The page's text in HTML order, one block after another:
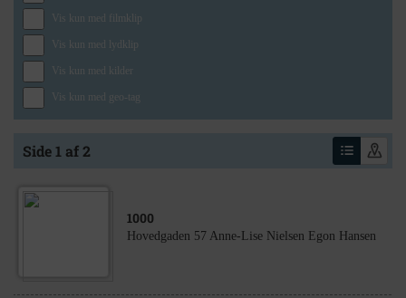
Vis kun med filmklip
Vis kun med lydklip
Vis kun med kilder
Vis kun med geo-tag
Side 1 af 2
1000
Hovedgaden 57 Anne-Lise Nielsen Egon Hansen